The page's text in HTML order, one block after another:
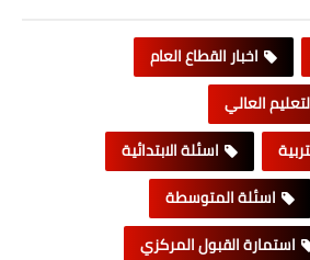
اخبار القطاع العام
العالي
اسئلة الابتدائية
اسئلة المتوسطة
استمارة القبول المركزي